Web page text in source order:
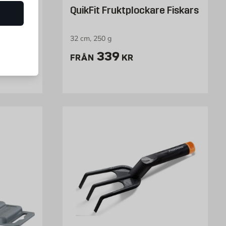
QuikFit Fruktplockare Fiskars
32 cm, 250 g
FRÅN Pris 339 kr
339 KR